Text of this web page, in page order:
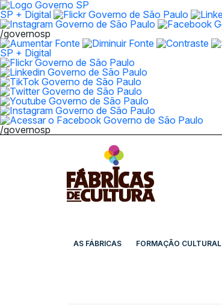
SP + Digital
/governosp
SP + Digital
/governosp
AS FÁBRICAS FORMAÇÃO CULTURAL